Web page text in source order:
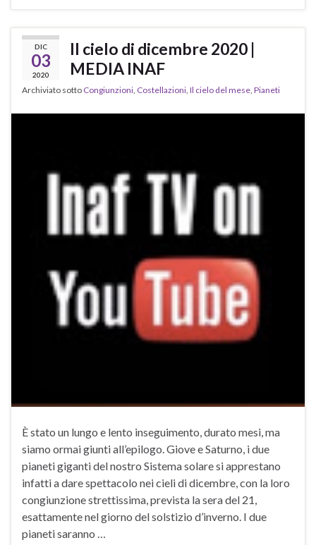
DIC
03
2020
Il cielo di dicembre 2020 |
MEDIA INAF
Archiviato sotto Congiunzioni, Costellazioni, Il cielo del mese, Pianeti
È stato un lungo e lento inseguimento, durato mesi, ma
siamo ormai giunti all’epilogo. Giove e Saturno, i due
pianeti giganti del nostro Sistema solare si apprestano
infatti a dare spettacolo nei cieli di dicembre, con la loro
congiunzione strettissima, prevista la sera del 21,
esattamente nel giorno del solstizio d’inverno. I due
pianeti saranno …